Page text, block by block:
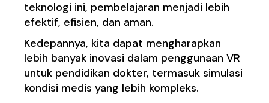
teknologi ini, pembelajaran menjadi lebih
efektif, efisien, dan aman.
Kedepannya, kita dapat mengharapkan
lebih banyak inovasi dalam penggunaan VR
untuk pendidikan dokter, termasuk simulasi
kondisi medis yang lebih kompleks.